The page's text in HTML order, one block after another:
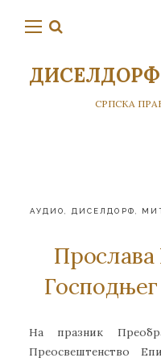
СРПСКА
АУДИО ДИСЕЛДОРФ
На празник
Преосвештенство